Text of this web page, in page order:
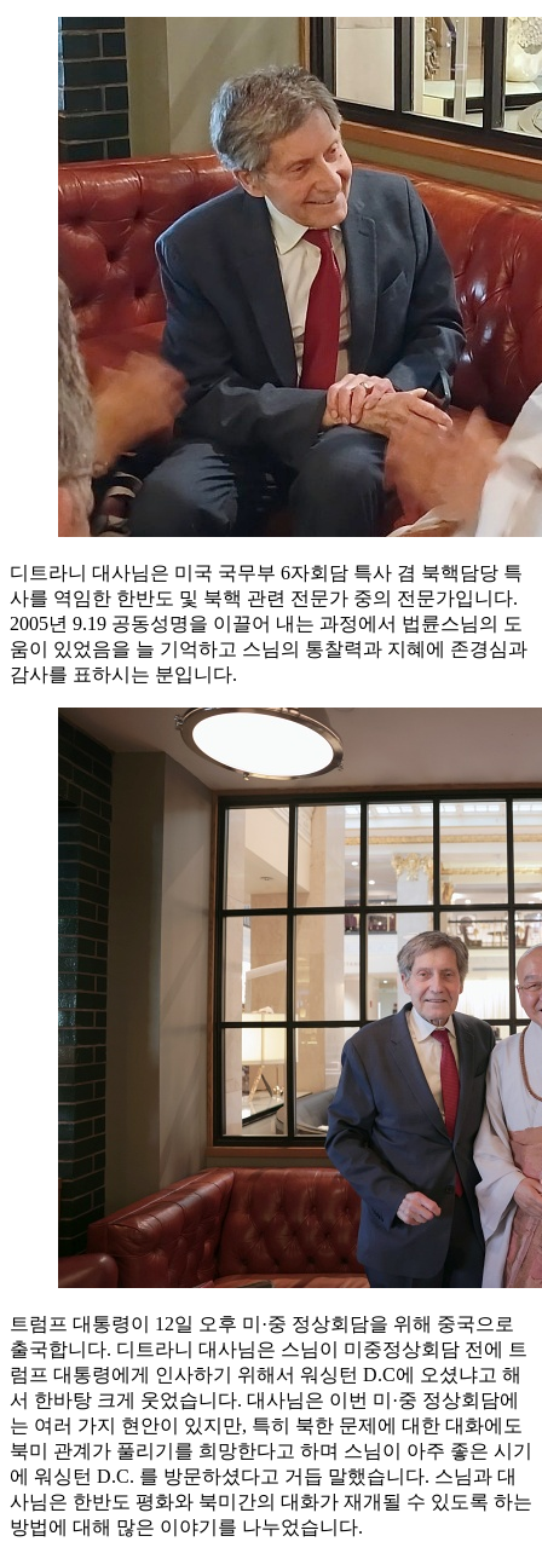
디트라니 대사님은 미국 국무부 6자회담 특사 겸 북핵담당 특
사를 역임한 한반도 및 북핵 관련 전문가 중의 전문가입니다.
2005년 9.19 공동성명을 이끌어 내는 과정에서 법륜스님의 도
움이 있었음을 늘 기억하고 스님의 통찰력과 지혜에 존경심과
감사를 표하시는 분입니다.
트럼프 대통령이 12일 오후 미·중 정상회담을 위해 중국으로
출국합니다. 디트라니 대사님은 스님이 미중정상회담 전에 트
럼프 대통령에게 인사하기 위해서 워싱턴 D.C에 오셨냐고 해
서 한바탕 크게 웃었습니다. 대사님은 이번 미·중 정상회담에
는 여러 가지 현안이 있지만, 특히 북한 문제에 대한 대화에도
북미 관계가 풀리기를 희망한다고 하며 스님이 아주 좋은 시기
에 워싱턴 D.C. 를 방문하셨다고 거듭 말했습니다. 스님과 대
사님은 한반도 평화와 북미간의 대화가 재개될 수 있도록 하는
방법에 대해 많은 이야기를 나누었습니다.